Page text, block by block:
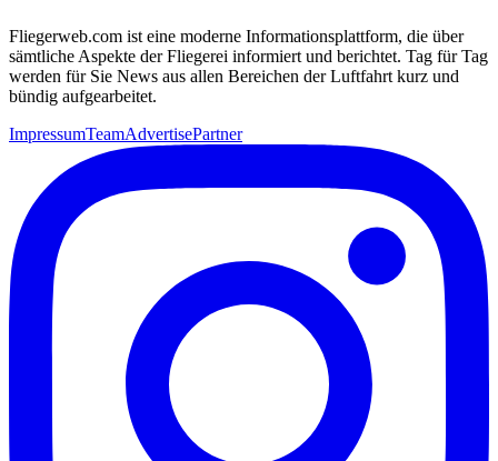
Fliegerweb.com ist eine moderne Informationsplattform, die über
sämtliche Aspekte der Fliegerei informiert und berichtet. Tag für Tag
werden für Sie News aus allen Bereichen der Luftfahrt kurz und
bündig aufgearbeitet.
ImpressumTeamAdvertisePartner